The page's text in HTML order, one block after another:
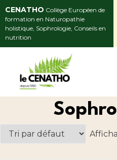
CENATHO Collège Européen de
formation en Naturopathie
holistique, Sophrologie, Conseils en
nutrition